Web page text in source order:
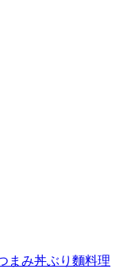
まみ丼ぶり 麵料理